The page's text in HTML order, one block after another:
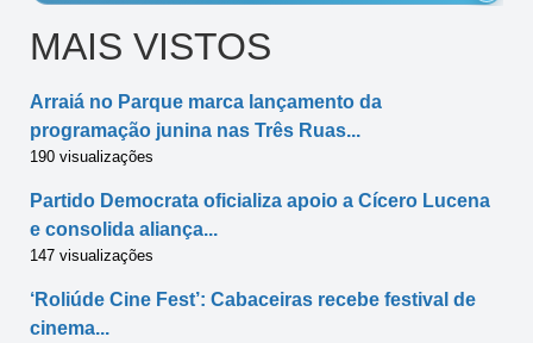
MAIS VISTOS
Arraiá no Parque marca lançamento da
programação junina nas Três Ruas...
190 visualizações
Partido Democrata oficializa apoio a Cícero Lucena
e consolida aliança...
147 visualizações
‘Roliúde Cine Fest’: Cabaceiras recebe festival de
cinema...